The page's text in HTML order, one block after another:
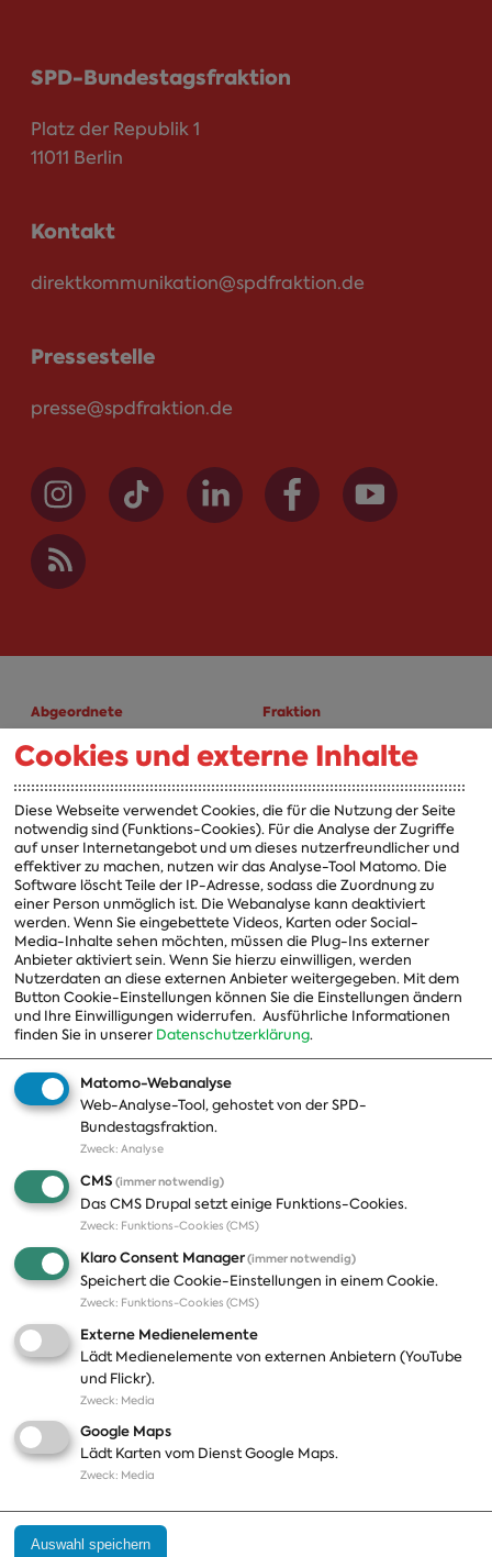
SPD-Bundestagsfraktion
Platz der Republik 1
11011 Berlin
Kontakt
direktkommunikation@spdfraktion.de
Pressestelle
presse@spdfraktion.de
Abgeordnete
A-Z
Fraktion
Fraktion
Vorsitzender
Vorstand
Arbeitsgruppen
Ausschussvorsitzende
Beauftragte
Landesgruppen
Organisation
Themen
Positionen
Publikationen
Presse
Fotos
Pressekontakt
Termine
Jobs und Ausbildung
Häufige Fragen
Podcast
Abonnements
Aktualisierungen
Kontakt
Impressum
Datenschutz
Cookies und externe Inhalte
Diese Webseite verwendet Cookies, die für die Nutzung der Seite
notwendig sind (Funktions-Cookies). Für die Analyse der Zugriffe
auf unser Internetangebot und um dieses nutzerfreundlicher und
effektiver zu machen, nutzen wir das Analyse-Tool Matomo. Die
Software löscht Teile der IP-Adresse, sodass die Zuordnung zu
einer Person unmöglich ist. Die Webanalyse kann deaktiviert
werden. Wenn Sie eingebettete Videos, Karten oder Social-
Media-Inhalte sehen möchten, müssen die Plug-Ins externer
Anbieter aktiviert sein. Wenn Sie hierzu einwilligen, werden
Nutzerdaten an diese externen Anbieter weitergegeben. Mit dem
Button Cookie-Einstellungen können Sie die Einstellungen ändern
und Ihre Einwilligungen widerrufen. Ausführliche Informationen
finden Sie in unserer Datenschutzerklärung.
Matomo-Webanalyse
Web-Analyse-Tool, gehostet von der SPD-
Bundestagsfraktion.
Zweck: Analyse
CMS (immer notwendig)
Das CMS Drupal setzt einige Funktions-Cookies.
Zweck: Funktions-Cookies (CMS)
Klaro Consent Manager(immer notwendig)
Speichert die Cookie-Einstellungen in einem Cookie.
Zweck: Funktions-Cookies (CMS)
Externe Medienelemente
Lädt Medienelemente von externen Anbietern (YouTube
und Flickr).
Zweck: Media
Google Maps
Lädt Karten vom Dienst Google Maps.
Zweck: Media
Auswahl speichern